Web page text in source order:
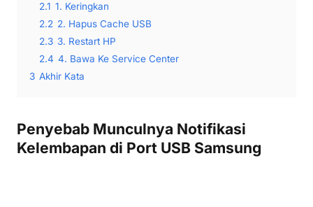
2.1 1. Keringkan
2.2 2. Hapus Cache USB
2.3 3. Restart HP
2.4 4. Bawa Ke Service Center
3 Akhir Kata
Penyebab Munculnya Notifikasi
Kelembapan di Port USB Samsung